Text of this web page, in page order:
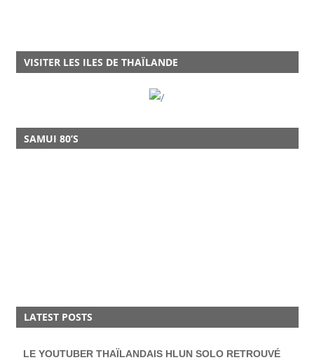
VISITER LES ILES DE THAÏLANDE
SAMUI 80’S
LATEST POSTS
LE YOUTUBER THAÏLANDAIS HLUN SOLO RETROUVÉ